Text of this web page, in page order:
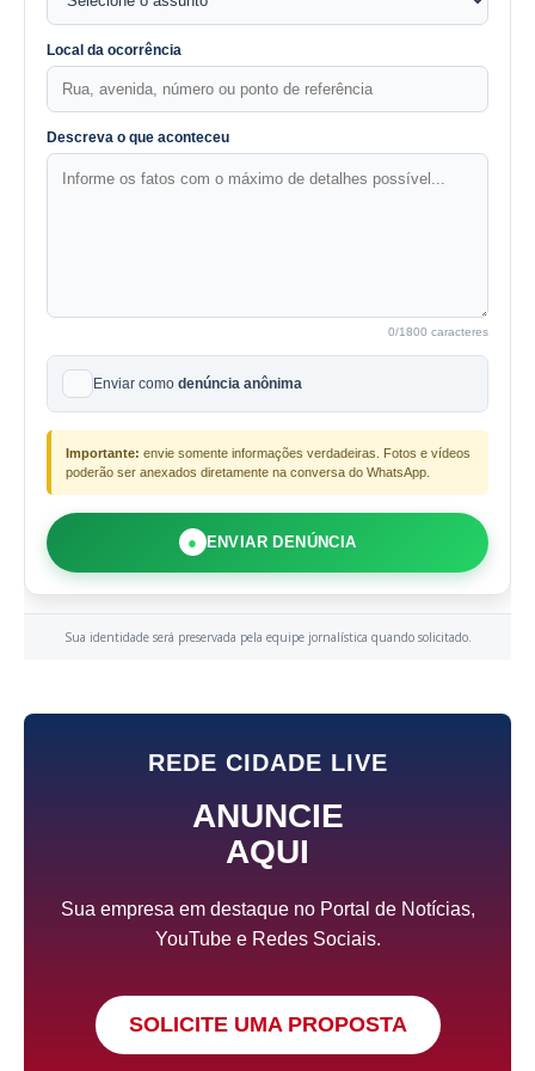
Local da ocorrência
Descreva o que aconteceu
0/1800 caracteres
Enviar como denúncia anônima
Importante: envie somente informações verdadeiras. Fotos e vídeos
poderão ser anexados diretamente na conversa do WhatsApp.
● ENVIAR DENÚNCIA
Sua identidade será preservada pela equipe jornalística quando solicitado.
REDE CIDADE LIVE
ANUNCIE
AQUI
Sua empresa em destaque no Portal de Notícias,
YouTube e Redes Sociais.
SOLICITE UMA PROPOSTA